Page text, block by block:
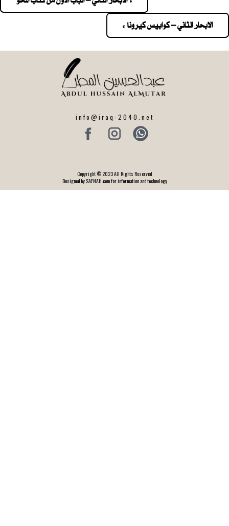
navigation
الابحار الثاني – كوابيس كيرونا »
info@iraq-2040.net
Copyright © 2023 All Rights Reserved
Designed by SAFNAH.com for information and technology